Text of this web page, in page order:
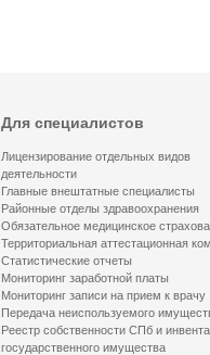
Для специалистов
Лицензирование отдельных видов
деятельности
Главные внештатные специалисты
Районные отделы здравоохранения
Обязательное медицинское
Территориальная аттестационная
Статистические отчеты
Мониторинг заработной платы
Мониторинг записи на прием к врачу
Передача неиспользуемого
Реестр собственности СПб и
государственного имущества